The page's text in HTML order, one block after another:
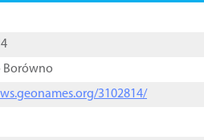
Borówno
3102814/